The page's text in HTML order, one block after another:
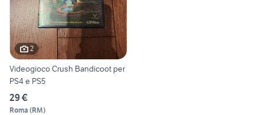
2
Videogioco Crush Bandicoot per
PS4 e PS5
29 €
Roma (RM)